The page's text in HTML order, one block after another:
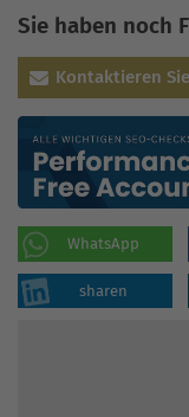
Sie haben noch
Kontaktieren
WhatsApp
sharen